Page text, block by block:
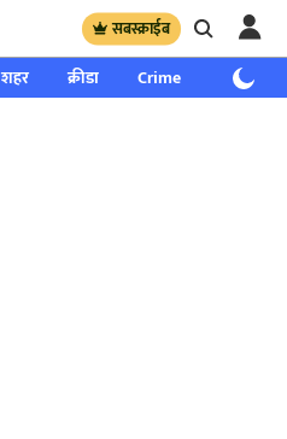
सबस्क्राईब
शहर क्रीडा Crime साप्ताहिक